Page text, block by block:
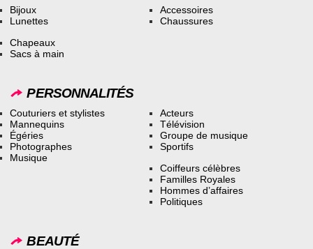
Bijoux
Lunettes
Accessoires
Chaussures
Chapeaux
Sacs à main
PERSONNALITÉS
Couturiers et stylistes
Mannequins
Égéries
Photographes
Musique
Acteurs
Télévision
Groupe de musique
Sportifs
Coiffeurs célèbres
Familles Royales
Hommes d’affaires
Politiques
BEAUTÉ